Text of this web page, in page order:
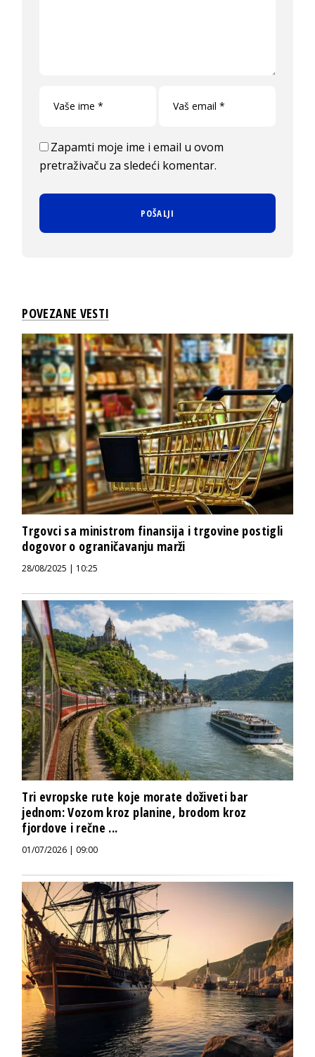
Zapamti moje ime i email u ovom
pretraživaču za sledeći komentar.
POVEZANE VESTI
Trgovci sa ministrom finansija i trgovine postigli
dogovor o ograničavanju marži
28/08/2025 | 10:25
Tri evropske rute koje morate doživeti bar
jednom: Vozom kroz planine, brodom kroz
fjordove i rečne ...
01/07/2026 | 09:00